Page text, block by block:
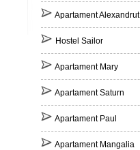
Apartament Alexandrut
Hostel Sailor
Apartament Mary
Apartament Saturn
Apartament Paul
Apartament Mangalia